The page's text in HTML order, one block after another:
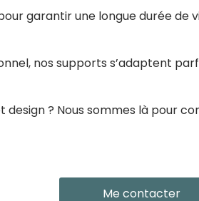
garantir une longue durée de
nos supports s’adaptent
? Nous sommes là pour
Me contacter